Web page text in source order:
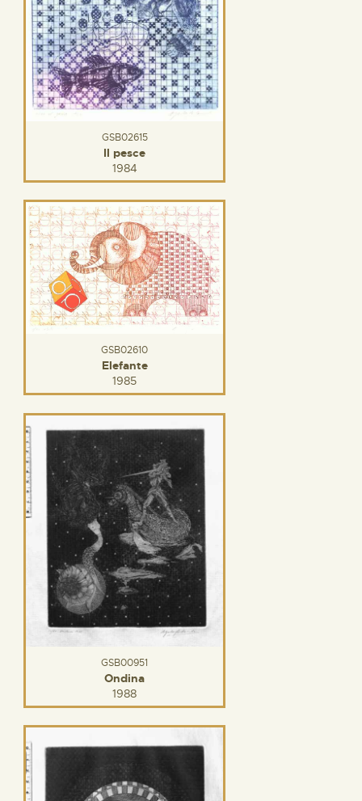
GSB02615
Il pesce
1984
GSB02610
Elefante
1985
GSB00951
Ondina
1988